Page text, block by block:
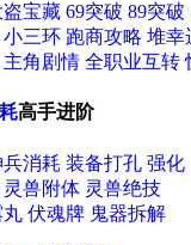
盗宝藏 69突破 89突破
小三环 跑商攻略 堆幸
主角剧情 全职业互转
高手进阶
消耗 装备打孔 强化
灵兽附体 灵兽绝技
丸 伏魂牌 鬼器拆解